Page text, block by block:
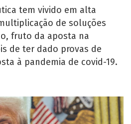
tem vivido em alta
de soluções
fruto da aposta na
de ter dado provas de
à pandemia de covid-19.